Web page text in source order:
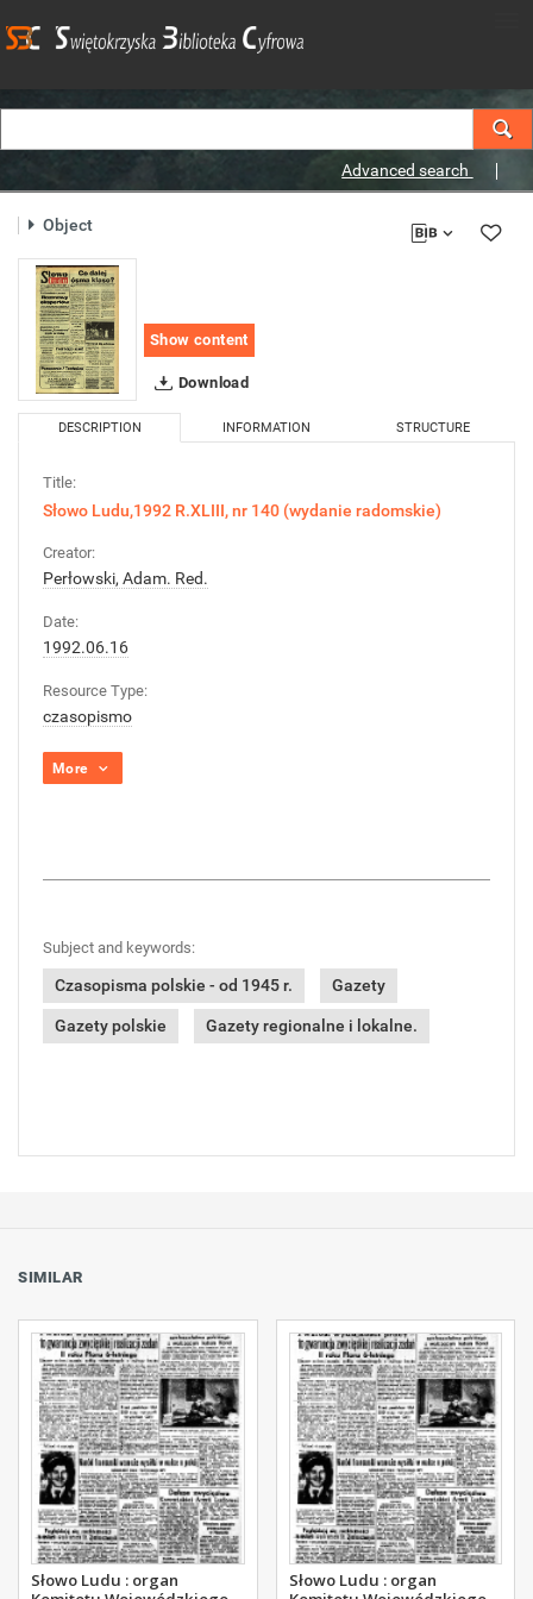
Advanced search
Object
Show content
Download
DESCRIPTION INFORMATION STRUCTURE
Title:
Słowo Ludu,1992 R.XLIII, nr 140 (wydanie radomskie)
Creator:
Perłowski, Adam. Red.
Date:
1992.06.16
Resource Type:
czasopismo
More
Subject and keywords:
Czasopisma polskie - od 1945 r. Gazety
Gazety polskie Gazety regionalne i lokalne.
SIMILAR
Słowo Ludu : organ
Słowo Ludu : organ